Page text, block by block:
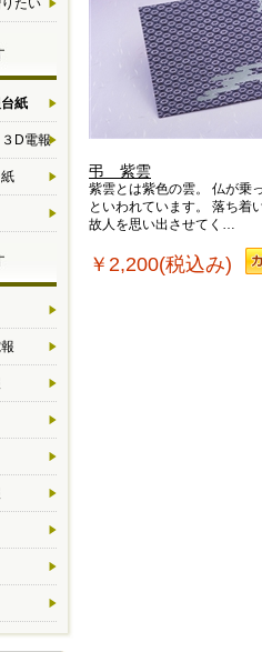
弔 紫雲
紫雲とは紫色の雲。 仏が乗
といわれています。 落ち着
故人を思い出させてく…
￥2,200(税込み)
たい
紙
D電報